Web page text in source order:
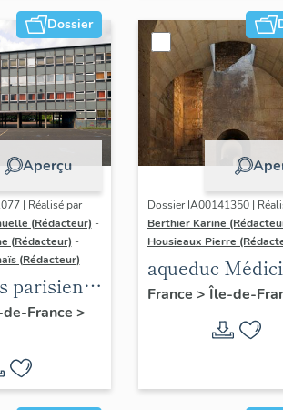
Dossier
Aperçu
| Réalisé par
(Rédacteur) -
(Rédacteur) -
(Rédacteur)
parisiens
France >
Dossier IA00141350 |
Berthier Karine
Housieaux Pierre
aqueduc
France > Île-de-